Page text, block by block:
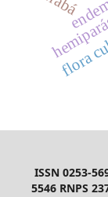
flora
ISSN 0253-
5546 RNPS